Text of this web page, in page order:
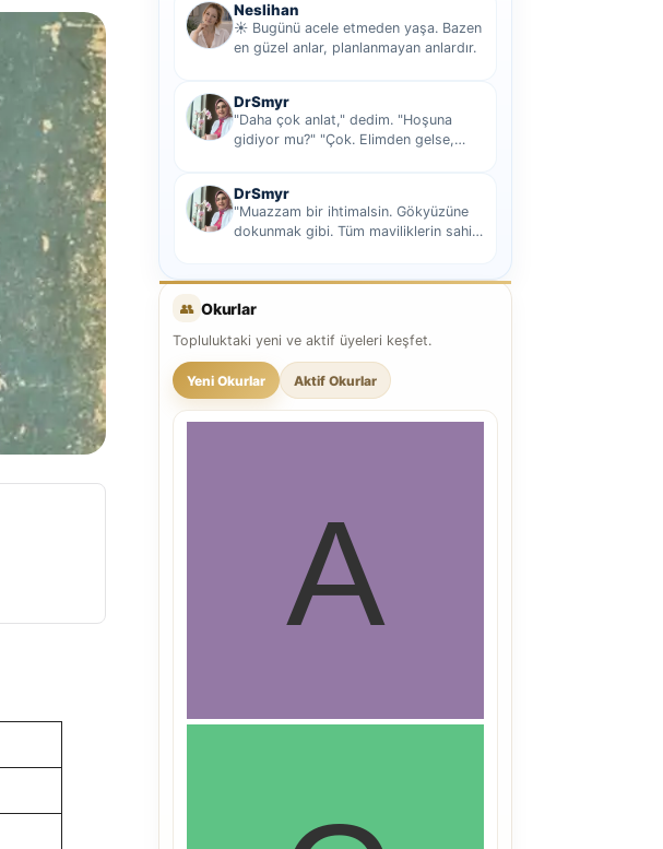
Neslihan
☀️ Bugünü acele etmeden yaşa. Bazen
en güzel anlar, planlanmayan anlardır.
DrSmyr
"Daha çok anlat," dedim. "Hoşuna
gidiyor mu?" "Çok. Elimden gelse,
DrSmyr
"Muazzam bir ihtimalsin. Gökyüzüne
dokunmak gibi. Tüm maviliklerin sahibi
👥 Okurlar
Topluluktaki yeni ve aktif üyeleri keşfet.
Yeni Okurlar Aktif Okurlar